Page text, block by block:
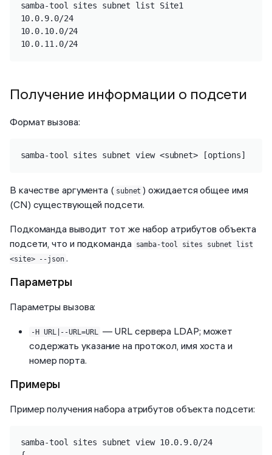
samba-tool sites subnet list Site1
10.0.9.0/24
10.0.10.0/24
10.0.11.0/24
Получение информации о подсети
Формат вызова:
samba-tool sites subnet view <subnet> [options]
В качестве аргумента ( subnet ) ожидается общее имя
(CN) существующей подсети.
Подкоманда выводит тот же набор атрибутов объекта
подсети, что и подкоманда samba-tool sites subnet list
<site> --json .
Параметры
Параметры вызова:
-H URL|--URL=URL — URL сервера LDAP; может
содержать указание на протокол, имя хоста и
номер порта.
Примеры
Пример получения набора атрибутов объекта подсети:
samba-tool sites subnet view 10.0.9.0/24